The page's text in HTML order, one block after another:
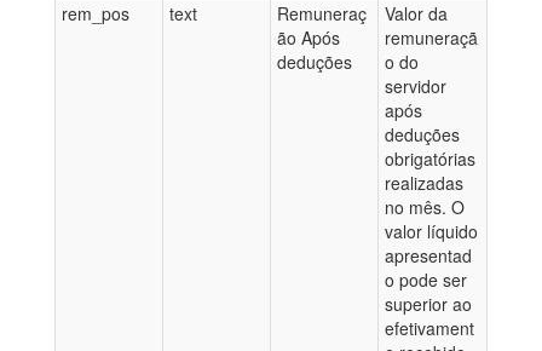
rem_pos text
Remuneraç
ão Após
deduções
Valor da
remuneraçã
o do
servidor
após
deduções
obrigatórias
realizadas
no mês. O
valor líquido
apresentad
o pode ser
superior ao
efetivament